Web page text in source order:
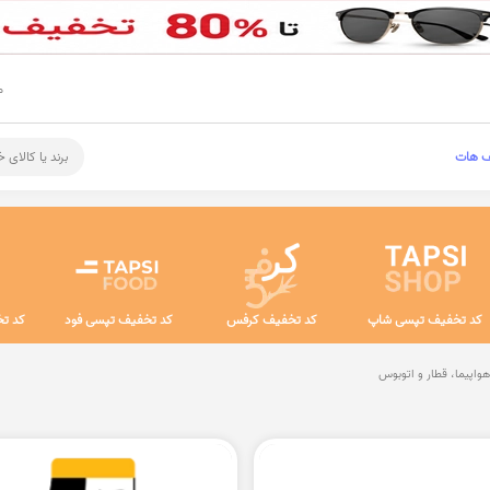
هات برند یا
کد تخفیف تپسی شاپ کد تخفیف کرفس کد تخفیف تپسی فود کد
قطار و اتوبوس